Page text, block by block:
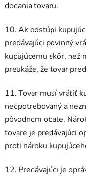
dodania tovaru.
10. Ak odstúpi
predávajúci povinný
kupujúcemu skôr, než
preukáže, že tovar
11. Tovar musí vrátiť
neopotrebovaný a
pôvodnom obale.
tovare je predávajúci
proti nároku
12. Predávajúci je